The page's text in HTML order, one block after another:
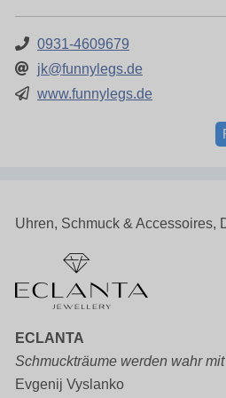
0931-4609679
jk@funnylegs.de
www.funnylegs.de
Uhren, Schmuck & Accessoires,
ECLANTA
Schmuckträume werden wahr
Evgenij Vyslanko